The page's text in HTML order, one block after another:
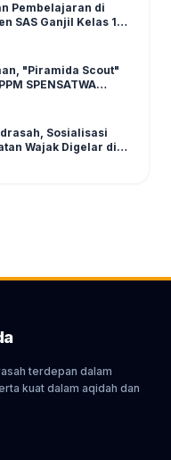
Pembelajaran di
SAS Ganjil Kelas 1-6
"Piramida Scout"
SPENSATWA
Sosialisasi
Wajak Digelar di
terdepan dalam
kuat dalam aqidah dan